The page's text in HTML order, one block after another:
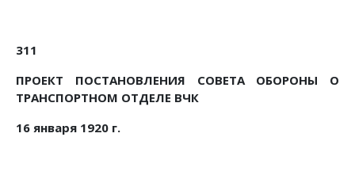
311
ПРОЕКТ ПОСТАНОВЛЕНИЯ СОВЕТА ОБОРОНЫ О
ТРАНСПОРТНОМ ОТДЕЛЕ ВЧК
16 января 1920 г.